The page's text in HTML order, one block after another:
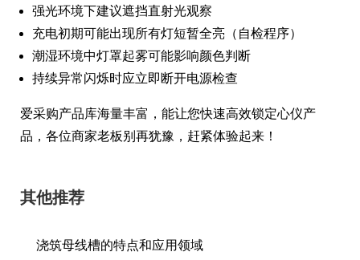
强光环境下建议遮挡直射光观察
充电初期可能出现所有灯短暂全亮（自检程序）
潮湿环境中灯罩起雾可能影响颜色判断
持续异常闪烁时应立即断开电源检查
爱采购产品库海量丰富，能让您快速高效锁定心仪产
品，各位商家老板别再犹豫，赶紧体验起来！
其他推荐
浇筑母线槽的特点和应用领域